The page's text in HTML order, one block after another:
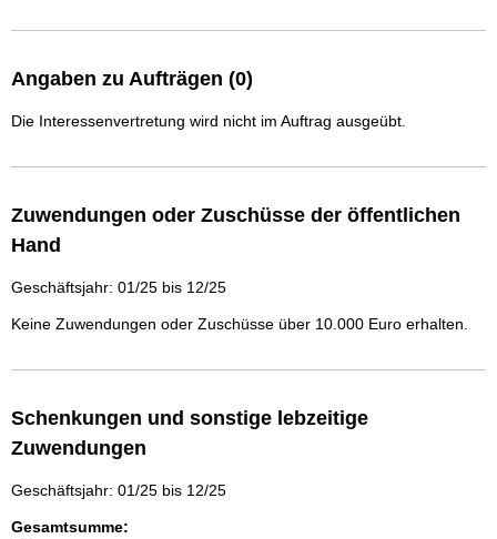
Angaben zu Aufträgen (0)
Die Interessenvertretung wird nicht im Auftrag ausgeübt.
Zuwendungen oder Zuschüsse der öffentlichen
Hand
Geschäftsjahr: 01/25 bis 12/25
Keine Zuwendungen oder Zuschüsse über 10.000 Euro erhalten.
Schenkungen und sonstige lebzeitige
Zuwendungen
Geschäftsjahr: 01/25 bis 12/25
Gesamtsumme: